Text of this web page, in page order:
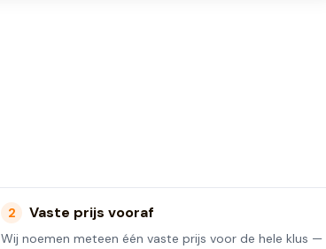
2 Vaste prijs vooraf
Wij noemen meteen één vaste prijs voor de hele klus —